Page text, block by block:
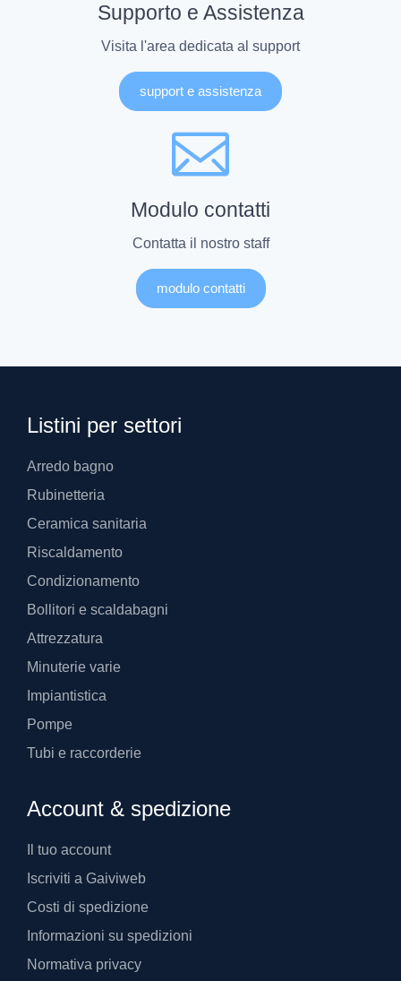
Supporto e Assistenza
Visita l'area dedicata al support
support e assistenza
Modulo contatti
Contatta il nostro staff
modulo contatti
Listini per settori
Arredo bagno
Rubinetteria
Ceramica sanitaria
Riscaldamento
Condizionamento
Bollitori e scaldabagni
Attrezzatura
Minuterie varie
Impiantistica
Pompe
Tubi e raccorderie
Account & spedizione
Il tuo account
Iscriviti a Gaiviweb
Costi di spedizione
Informazioni su spedizioni
Normativa privacy